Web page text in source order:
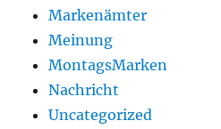
Markenämter
Meinung
MontagsMarken
Nachricht
Uncategorized